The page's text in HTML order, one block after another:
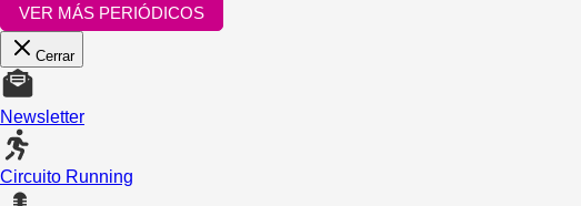
VER MÁS PERIÓDICOS
Cerrar
Newsletter
Circuito Running